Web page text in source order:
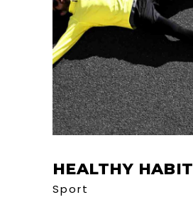
HEALTHY HABIT
Sport